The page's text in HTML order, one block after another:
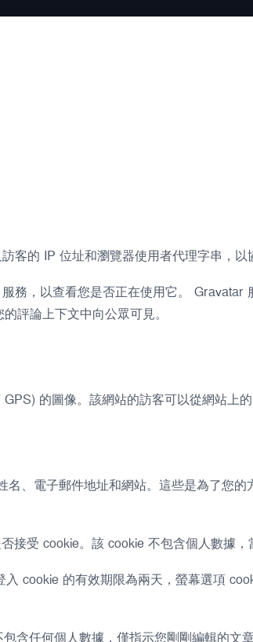
的 IP 位址和瀏覽器使用者代理字串，以
務，以查看您是否正在使用它。 Gravatar
評論上下文中向公眾可見。
的圖像。該網站的訪客可以從網站上
、電子郵件地址和網站。這些是為了您
受 cookie。該 cookie 不包含個人數據，
cookie 的有效期限為兩天，螢幕選項